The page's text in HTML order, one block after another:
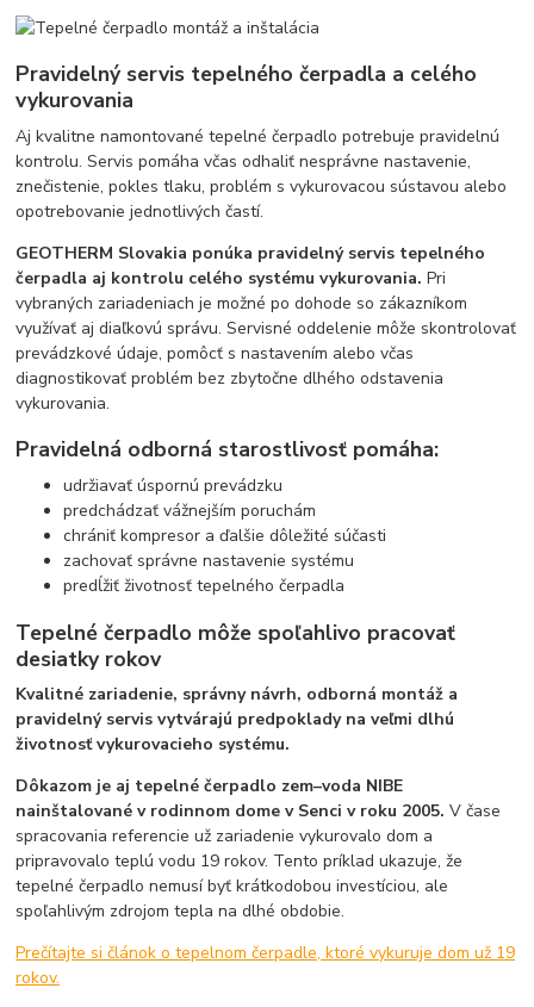
Pravidelný servis tepelného čerpadla a celého
vykurovania
Aj kvalitne namontované tepelné čerpadlo potrebuje pravidelnú
kontrolu. Servis pomáha včas odhaliť nesprávne nastavenie,
znečistenie, pokles tlaku, problém s vykurovacou sústavou alebo
opotrebovanie jednotlivých častí.
GEOTHERM Slovakia ponúka pravidelný servis tepelného
čerpadla aj kontrolu celého systému vykurovania.Pri
vybraných zariadeniach je možné po dohode so zákazníkom
využívať aj diaľkovú správu. Servisné oddelenie môže skontrolovať
prevádzkové údaje, pomôcť s nastavením alebo včas
diagnostikovať problém bez zbytočne dlhého odstavenia
vykurovania.
Pravidelná odborná starostlivosť pomáha:
udržiavať úspornú prevádzku
predchádzať vážnejším poruchám
chrániť kompresor a ďalšie dôležité súčasti
zachovať správne nastavenie systému
predĺžiť životnosť tepelného čerpadla
Tepelné čerpadlo môže spoľahlivo pracovať
desiatky rokov
Kvalitné zariadenie, správny návrh, odborná montáž a
pravidelný servis vytvárajú predpoklady na veľmi dlhú
životnosť vykurovacieho systému.
Dôkazom je aj tepelné čerpadlo zem–voda NIBE
nainštalované v rodinnom dome v Senci v roku 2005.V čase
spracovania referencie už zariadenie vykurovalo dom a
pripravovalo teplú vodu 19 rokov. Tento príklad ukazuje, že
tepelné čerpadlo nemusí byť krátkodobou investíciou, ale
spoľahlivým zdrojom tepla na dlhé obdobie.
Prečítajte si článok o tepelnom čerpadle, ktoré vykuruje dom už 19
rokov.